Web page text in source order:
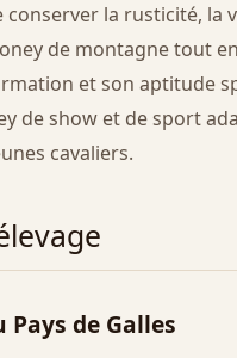
conserver la rusticité, la
de montagne tout
et son aptitude
de show et de sport
cavaliers.
de Galles